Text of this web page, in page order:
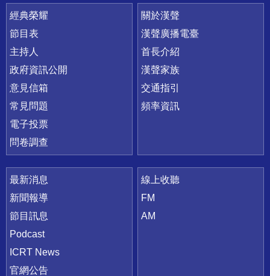
快速連結
經典榮耀
節目表
主持人
政府資訊公開
意見信箱
常見問題
電子投票
問卷調查
關於漢聲
漢聲廣播電臺
首長介紹
漢聲家族
交通指引
頻率資訊
最新消息
新聞報導
節目訊息
Podcast
ICRT News
官網公告
線上收聽
FM
AM